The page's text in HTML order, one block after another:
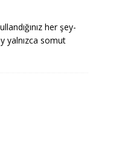
her şey-
yalnızca somut